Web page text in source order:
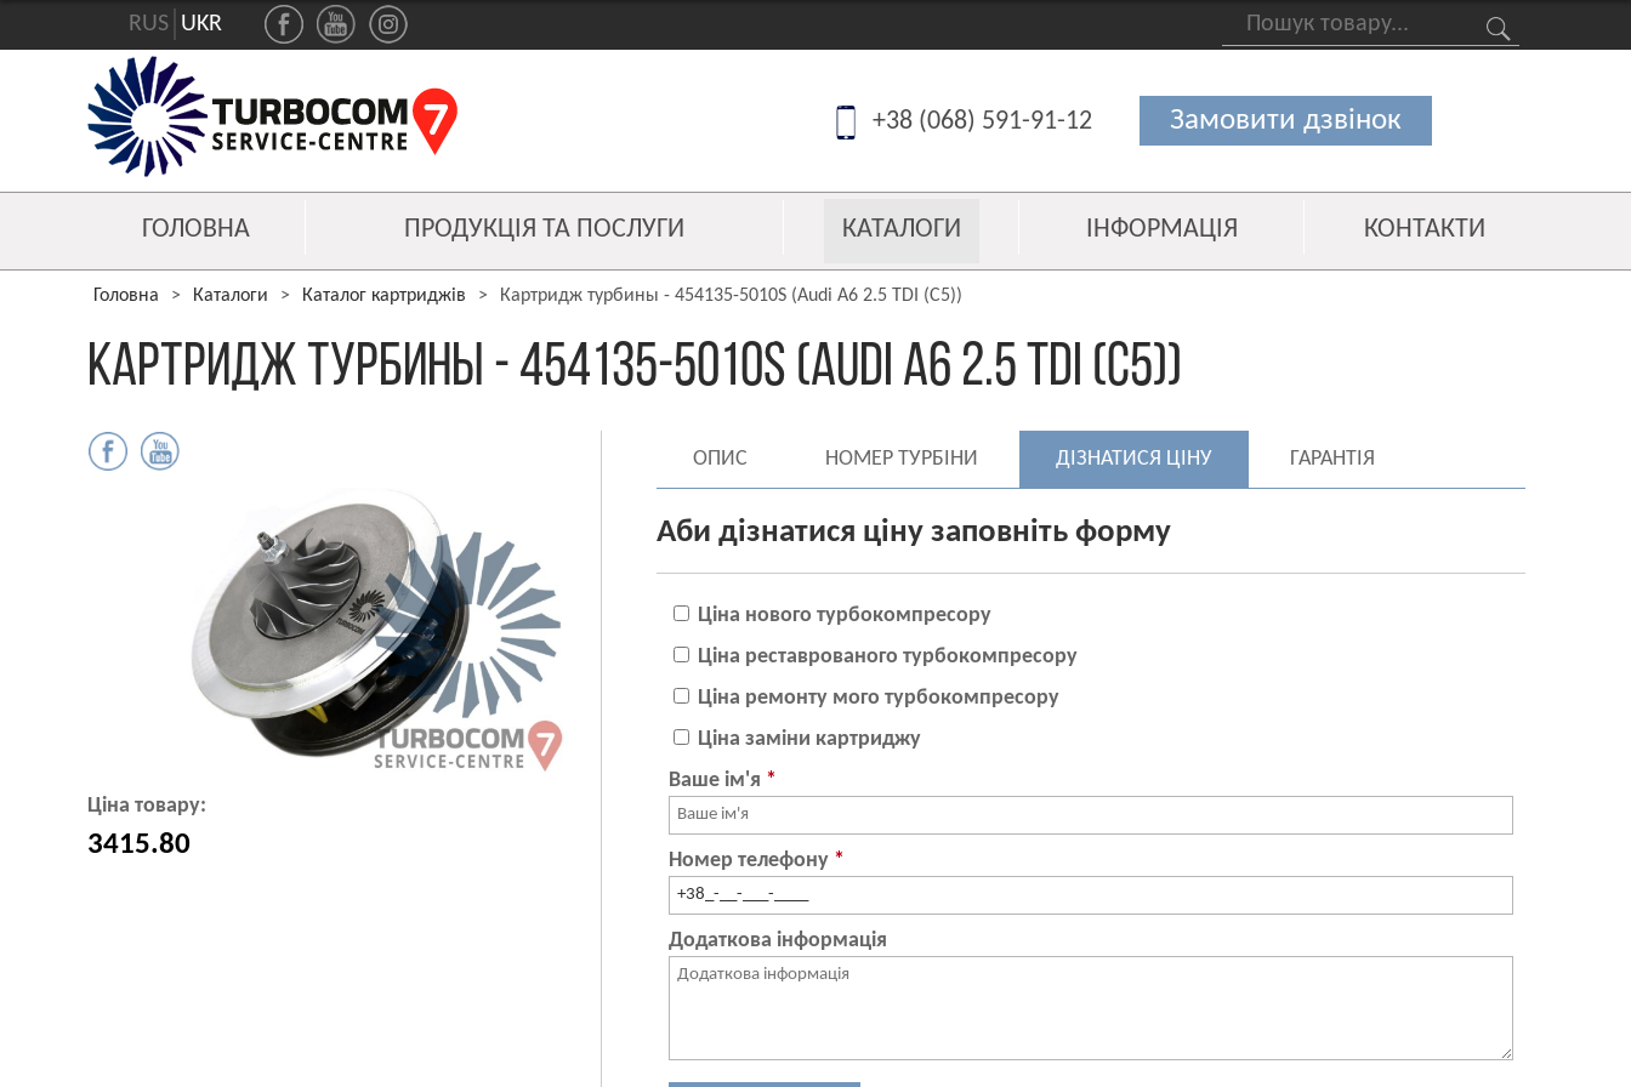
RUS UKR
+38 (068) 591-91-12
ГОЛОВНА ПРОДУКЦІЯ ТА ПОСЛУГИ КАТАЛОГИ ІНФОРМАЦІЯ КОНТАКТИ
Головна > Каталоги > Каталог картриджів > Картридж турбины - 454135-5010S (Audi A6 2.5 TDI (C5))
Картридж турбины - 454135-5010S (Audi A6 2.5 TDI (C5))
Ціна товару:
3415.80
ОПИС НОМЕР ТУРБІНИ ДІЗНАТИСЯ ЦІНУ ГАРАНТІЯ
Аби дізнатися ціну заповніть форму
Ціна нового турбокомпресору
Ціна реставрованого турбокомпресору
Ціна ремонту мого турбокомпресору
Ціна заміни картриджу
Ваше ім'я *
Номер телефону *
Додаткова інформація